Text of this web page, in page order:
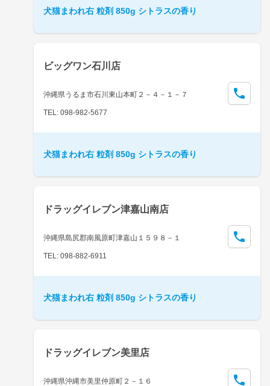
犬猫まわれ右 粒剤 850g シトラスの香り
ビッグワン石川店
沖縄県うるま市石川東山本町２－４－１－７
TEL: 098-982-5677
犬猫まわれ右 粒剤 850g シトラスの香り
ドラッグイレブン津嘉山南店
沖縄県島尻郡南風原町津嘉山１５９８－１
TEL: 098-882-6911
犬猫まわれ右 粒剤 850g シトラスの香り
ドラッグイレブン美里店
沖縄県沖縄市美里仲原町２－１６